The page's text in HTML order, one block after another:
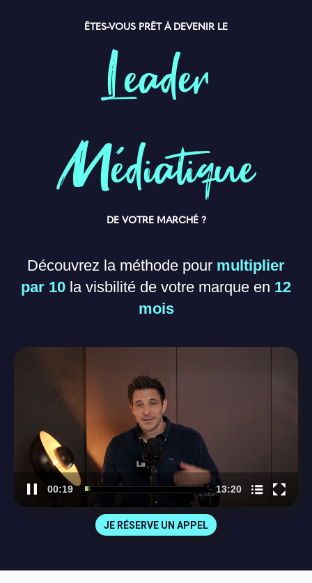
ÊTES-VOUS PRÊT À DEVENIR LE
Leader
Médiatique
DE VOTRE MARCHÉ ?
Découvrez la méthode pour multiplier
par 10 la visbilité de votre marque en 12
mois
00:20 13:20
Nom du chapitre
JE RÉSERVE UN APPEL